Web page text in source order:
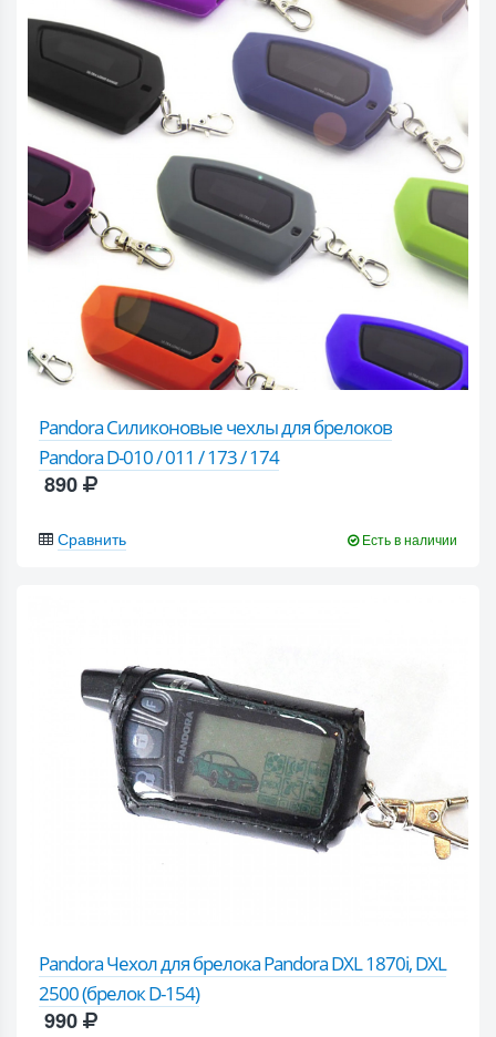
Pandora Силиконовые чехлы для брелоков
Pandora D-010 / 011 / 173 / 174
890
Сравнить Есть в наличии
Pandora Чехол для брелока Pandora DXL 1870i, DXL
2500 (брелок D-154)
990